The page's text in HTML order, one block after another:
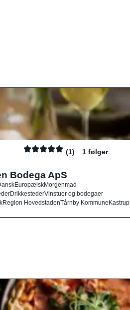
(1) 1 følger
Bodega ApS
EuropæiskMorgenmad
DrikkestederVinstuer og bodegaer
Region HovedstadenTårnby KommuneKastrup